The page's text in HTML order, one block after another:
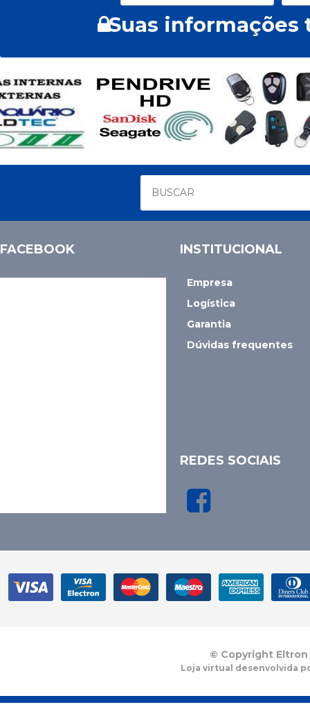
Suas informações
FACEBOOK INSTITUCIONAL
Empresa
Logística
Garantia
Dúvidas frequentes
REDES SOCIAIS
© Copyright Eltron
Loja virtual desenvolvida